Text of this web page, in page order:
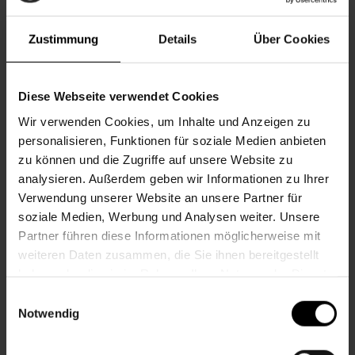
Zustimmung Details Über Cookies
Diese Webseite verwendet Cookies
Wir verwenden Cookies, um Inhalte und Anzeigen zu
personalisieren, Funktionen für soziale Medien anbieten
zu können und die Zugriffe auf unsere Website zu
analysieren. Außerdem geben wir Informationen zu Ihrer
Verwendung unserer Website an unsere Partner für
soziale Medien, Werbung und Analysen weiter. Unsere
Partner führen diese Informationen möglicherweise mit
weiteren Daten zusammen, die Sie ihnen bereitgestellt
Cookies, wenn Sie unsere Webseite weiterhin nutzen.
Notwendig
Reha-Zentrum HESS Bietigheim-Bissingen
Steinheimer Str. 7
74321 Bietigheim-Bissingen
Telefon: 07142 / 9103-0
Telefax: 07142 / 9103-19
info@reha-hess.de
Reha-Zentrum HESS Niederlassung Bissingen